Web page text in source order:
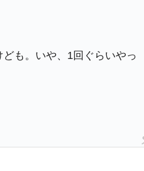
も。いや、1回ぐらいやっ